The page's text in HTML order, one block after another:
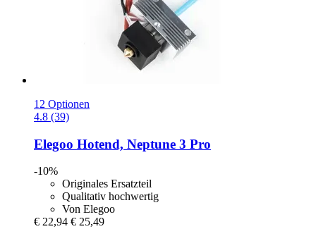
12 Optionen
4.8 (39)
Elegoo Hotend, Neptune 3 Pro
-10%
Originales Ersatzteil
Qualitativ hochwertig
Von Elegoo
€ 22,94 € 25,49